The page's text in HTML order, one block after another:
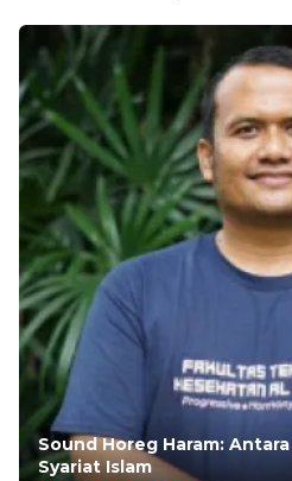
Sound Horeg Haram:
Syariat Islam